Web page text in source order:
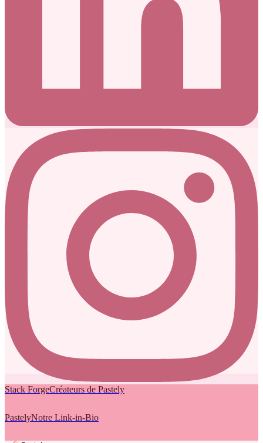
Stack ForgeCréateurs de Pastely
PastelyNotre Link-in-Bio